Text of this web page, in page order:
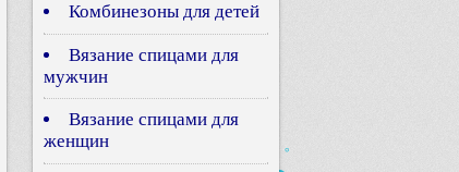
Комбинезоны для детей
Вязание спицами для
мужчин
Вязание спицами для
женщин